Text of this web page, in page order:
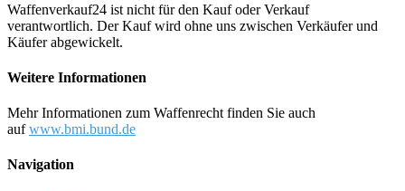
Waffenverkauf24 ist nicht für den Kauf oder Verkauf
verantwortlich. Der Kauf wird ohne uns zwischen Verkäufer und
Käufer abgewickelt.
Weitere Informationen
Mehr Informationen zum Waffenrecht finden Sie auch
aufwww.bmi.bund.de
Navigation